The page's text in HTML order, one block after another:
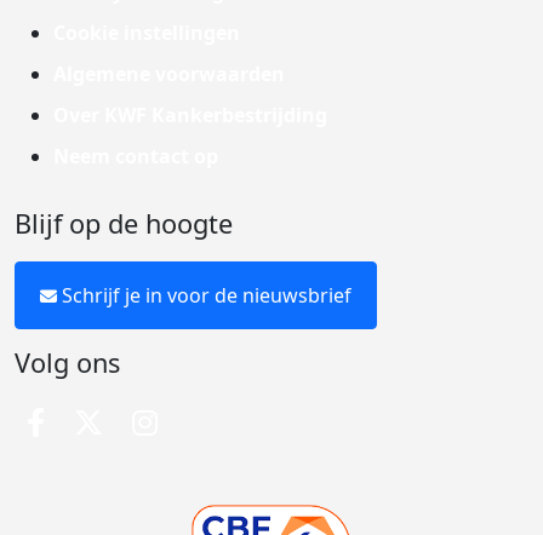
Blijf op de hoogte
Schrijf je in voor de nieuwsbrief
Volg ons